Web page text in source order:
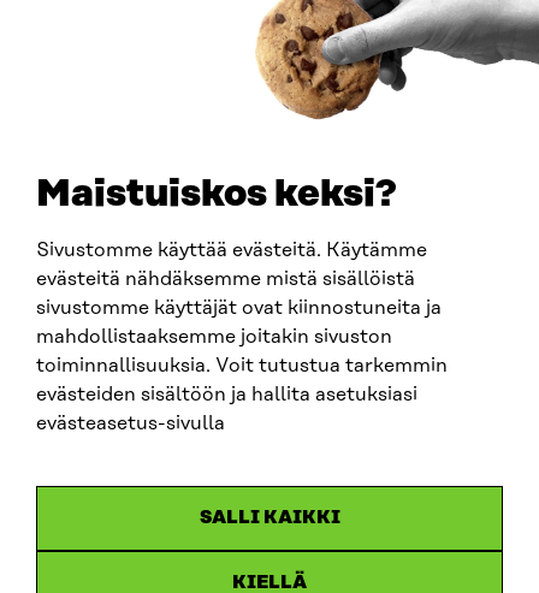
Maistuiskos keksi?
Sivustomme käyttää evästeitä. Käytämme
evästeitä nähdäksemme mistä sisällöistä
sivustomme käyttäjät ovat kiinnostuneita ja
mahdollistaaksemme joitakin sivuston
toiminnallisuuksia. Voit tutustua tarkemmin
evästeiden sisältöön ja hallita asetuksiasi
evästeasetus-sivulla
SALLI KAIKKI
KIELLÄ
SITRA SOSIAALISESSA MEDIASSA
LinkedIn
Instagram
YouTube